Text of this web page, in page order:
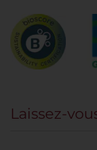
Laissez-